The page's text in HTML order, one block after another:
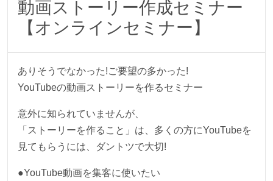
動画ストーリー作成セミナー
【オンラインセミナー】
ありそうでなかった!ご要望の多かった!
YouTubeの動画ストーリーを作るセミナー
意外に知られていませんが、
「ストーリーを作ること」は、多くの方にYouTubeを
見てもらうには、ダントツで大切!
●YouTube動画を集客に使いたい